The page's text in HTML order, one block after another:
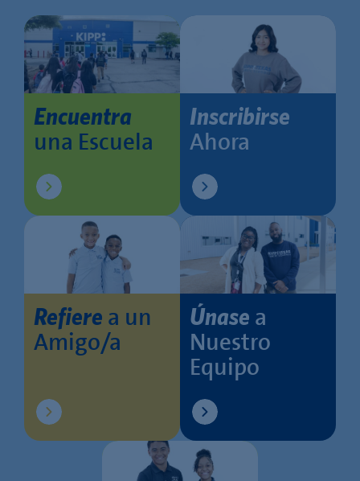
Encuentra
una Escuela
Inscribirse
Ahora
Refiere a un
Amigo/a
Únase a
Nuestro
Equipo